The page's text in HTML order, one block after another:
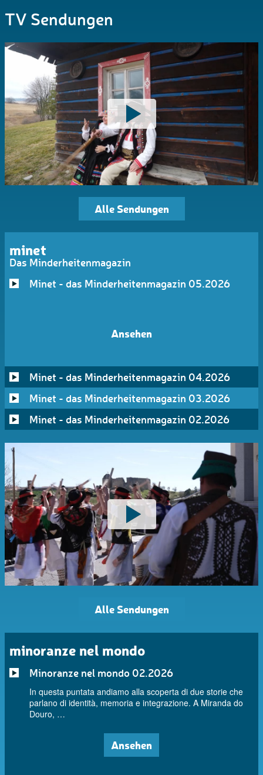
TV Sendungen
Alle Sendungen
minet
Das Minderheitenmagazin
Minet - das Minderheitenmagazin 05.2026
Ansehen
Minet - das Minderheitenmagazin 04.2026
Minet - das Minderheitenmagazin 03.2026
Minet - das Minderheitenmagazin 02.2026
Alle Sendungen
minoranze nel mondo
Minoranze nel mondo 02.2026
In questa puntata andiamo alla scoperta di due storie che
parlano di identità, memoria e integrazione. A Miranda do
Douro, …
Ansehen